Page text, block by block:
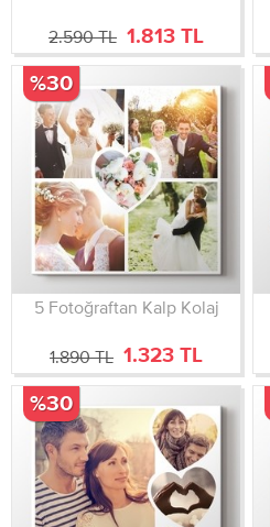
2.590 TL 1.813 TL
5 Fotoğraftan Kalp Kolaj
1.890 TL 1.323 TL
%30
%30